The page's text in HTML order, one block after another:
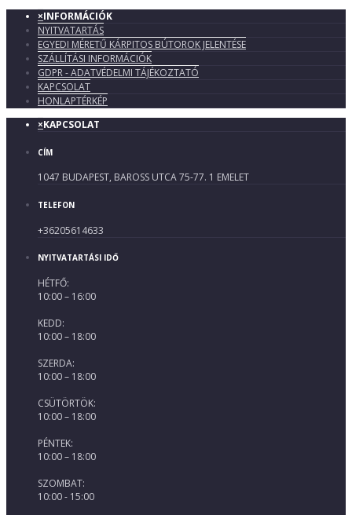
×INFORMÁCIÓK
NYITVATARTÁS
EGYEDI MÉRETŰ KÁRPITOS BÚTOROK JELENTÉSE
SZÁLLÍTÁSI INFORMÁCIÓK
GDPR - ADATVÉDELMI TÁJÉKOZTATÓ
KAPCSOLAT
HONLAPTÉRKÉP
×KAPCSOLAT
CÍM
1047 BUDAPEST, BAROSS UTCA 75-77. 1 EMELET
TELEFON
+36205614633
NYITVATARTÁSI IDŐ
HÉTFŐ:
10:00 – 16:00
KEDD:
10:00 – 18:00
SZERDA:
10:00 – 18:00
CSÜTÖRTÖK:
10:00 – 18:00
PÉNTEK:
10:00 – 18:00
SZOMBAT:
10:00 - 15:00